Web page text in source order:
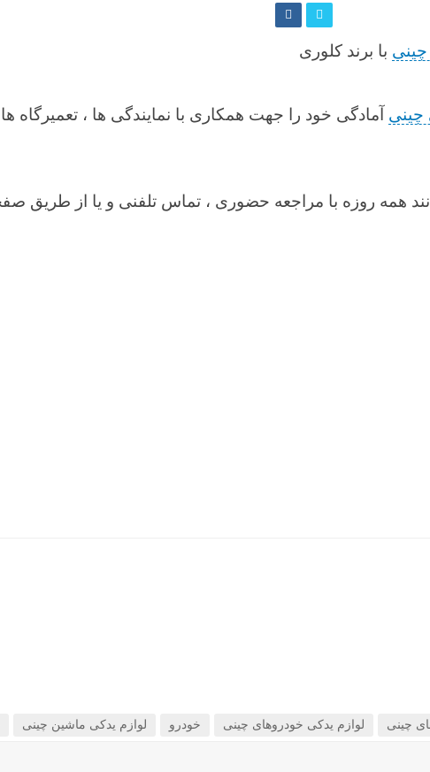
با برند کلوری
چینی آمادگی خود را جهت همکاری با نمایندگی ها ،
همه روزه با مراجعه حضوری ، تماس تلفنی و یا از طریق
چینی لوازم یدکی خودروهای چینی خودرو لوازم یدکی ماشین چینی